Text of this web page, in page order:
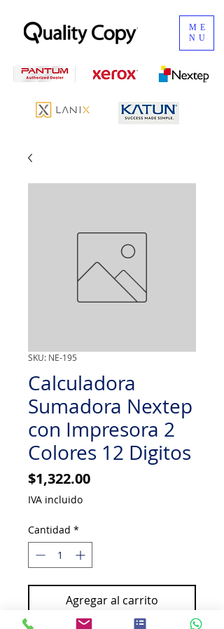
ME
NU
SKU: NE-195
Calculadora
Sumadora Nextep
con Impresora 2
Colores 12 Digitos
$1,322.00Precio
IVA incluido
Cantidad *
Agregar al carrito